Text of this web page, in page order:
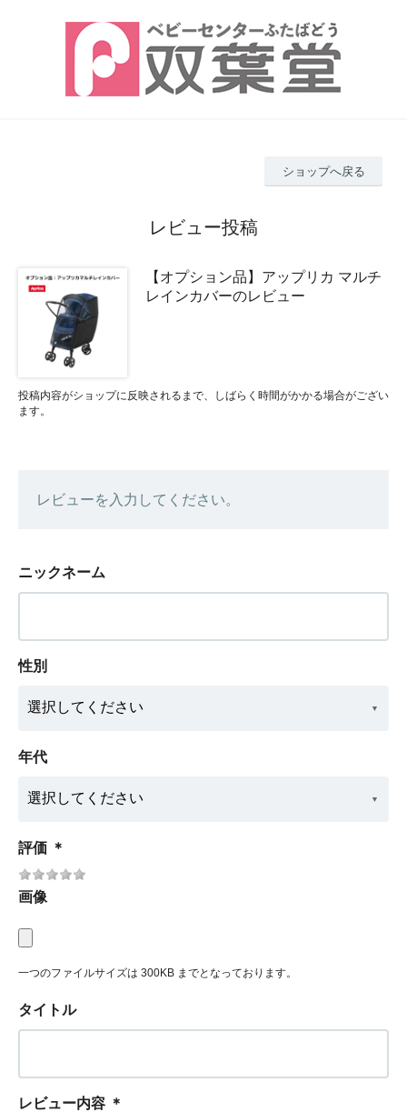
ショップへ戻る
レビュー投稿
【オプション品】アップリカ マルチ
レインカバーのレビュー
投稿内容がショップに反映されるまで、しばらく時間がかかる場合がござい
ます。
レビューを入力してください。
ニックネーム
性別
年代
評価 ＊
画像
一つのファイルサイズは 300KB までとなっております。
タイトル
レビュー内容 ＊